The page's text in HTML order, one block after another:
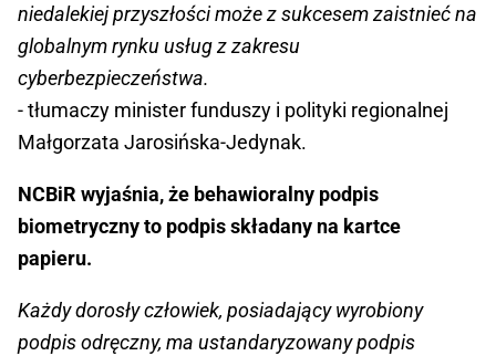
niedalekiej przyszłości może z sukcesem zaistnieć na
globalnym rynku usług z zakresu
cyberbezpieczeństwa.
- tłumaczy minister funduszy i polityki regionalnej
Małgorzata Jarosińska-Jedynak.
NCBiR wyjaśnia, że behawioralny podpis
biometryczny to podpis składany na kartce
papieru.
Każdy dorosły człowiek, posiadający wyrobiony
podpis odręczny, ma ustandaryzowany podpis